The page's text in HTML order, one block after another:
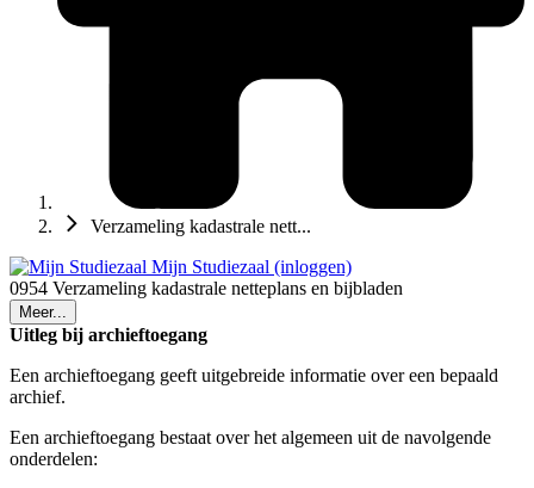
Verzameling kadastrale nett...
Mijn Studiezaal (inloggen)
0954 Verzameling kadastrale netteplans en bijbladen
Meer...
Uitleg bij archieftoegang
Een archieftoegang geeft uitgebreide informatie over een bepaald
archief.
Een archieftoegang bestaat over het algemeen uit de navolgende
onderdelen: